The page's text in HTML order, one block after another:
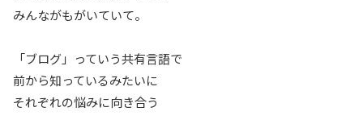
みんながもがいていて。
「ブログ」っていう共有言語で
前から知っているみたいに
それぞれの悩みに向き合う